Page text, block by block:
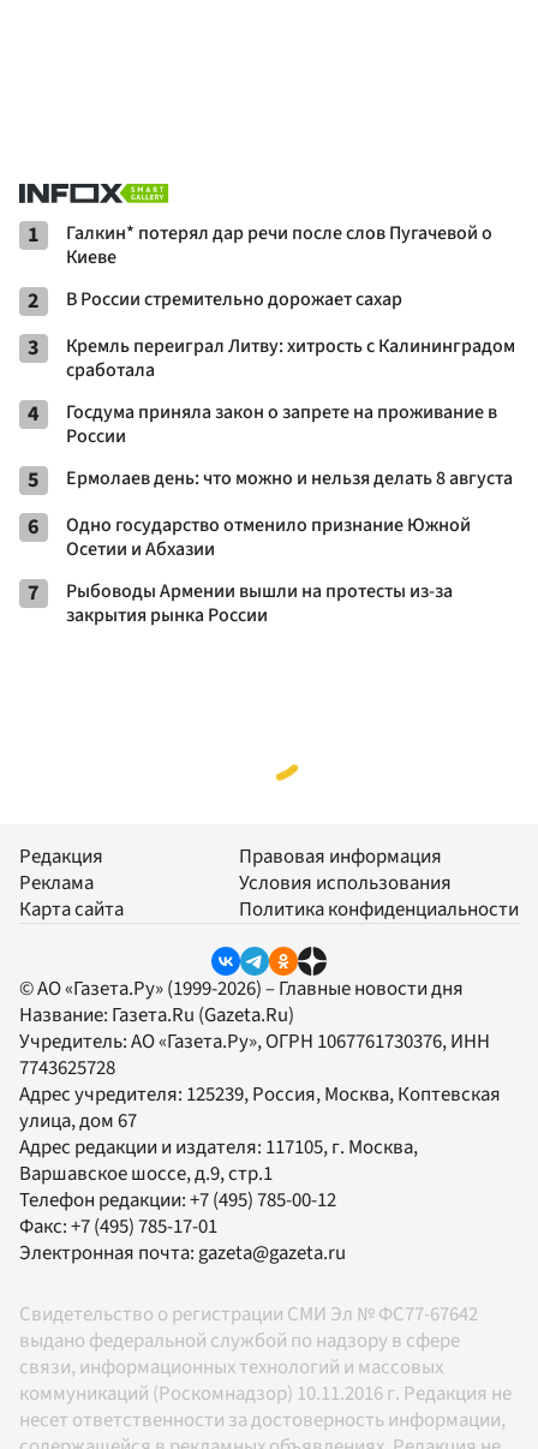
1
Галкин* потерял дар речи после слов Пугачевой о
Киеве
2 В России стремительно дорожает сахар
3
Кремль переиграл Литву: хитрость с Калининградом
сработала
4
Госдума приняла закон о запрете на проживание в
России
5 Ермолаев день: что можно и нельзя делать 8 августа
6
Одно государство отменило признание Южной
Осетии и Абхазии
7
Рыбоводы Армении вышли на протесты из-за
закрытия рынка России
Редакция
Реклама
Карта сайта
Правовая информация
Условия использования
Политика конфиденциальности
© АО «Газета.Ру» (1999-2026) – Главные новости дня
Название: Газета.Ru (Gazeta.Ru)
Учредитель:АО «Газета.Ру», ОГРН 1067761730376, ИНН
7743625728
Адрес учредителя: 125239, Россия, Москва, Коптевская
улица, дом 67
Адрес редакции и издателя: 117105, г. Москва,
Варшавское шоссе, д.9, стр.1
Телефон редакции:+7 (495) 785-00-12
Факс:+7 (495) 785-17-01
Электронная почта:gazeta@gazeta.ru
Свидетельство о регистрации СМИ Эл № ФС77-67642
выдано федеральной службой по надзору в сфере
связи, информационных технологий и массовых
коммуникаций (Роскомнадзор) 10.11.2016 г. Редакция не
несет ответственности за достоверность информации,